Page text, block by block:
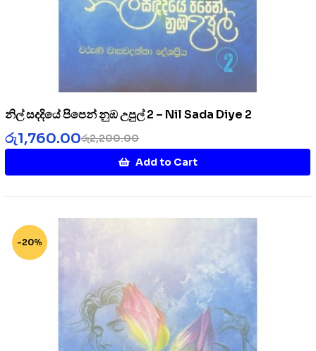
නිල් සදදියේ පිපෙන් නුඹ උපුල් 2 – Nil Sada Diye 2
රු2,200.00
රු1,760.00
Add to Cart
-20%